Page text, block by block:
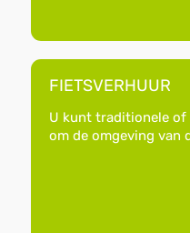
FIETSVERHUUR
U kunt traditionele of
om de omgeving van